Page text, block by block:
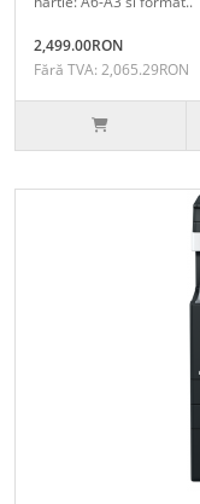
2,499.00RON
Fără TVA: 2,065.29RON